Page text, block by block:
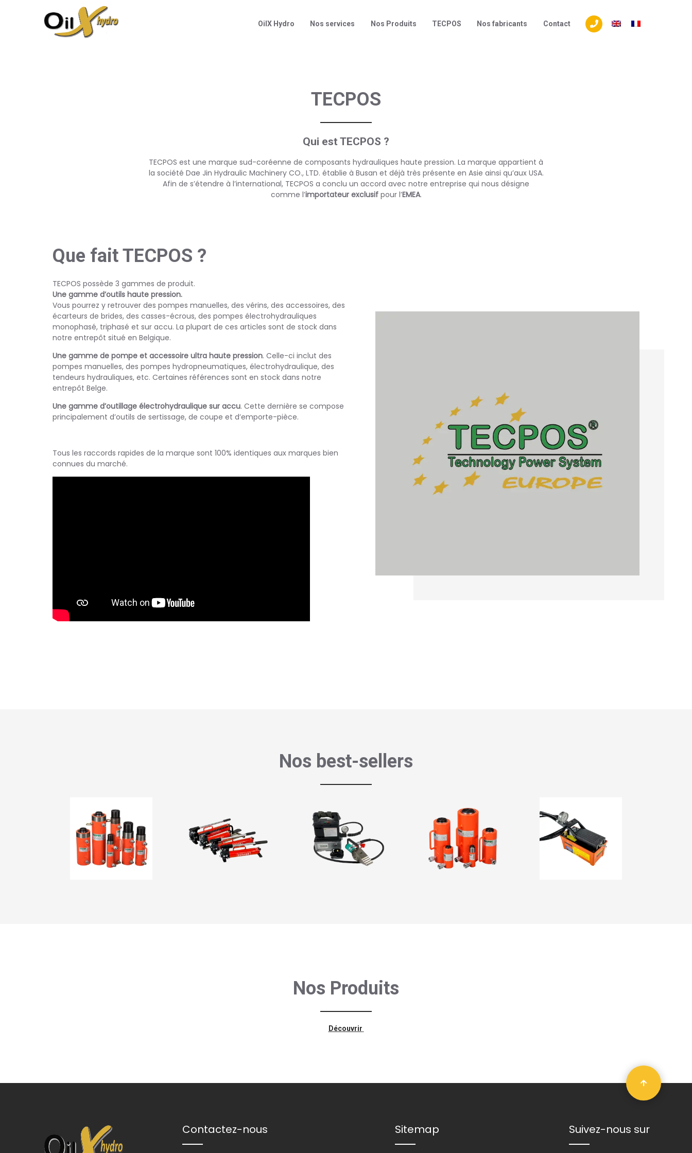
OilX Hydro Nos services Nos Produits TECPOS Nos fabricants​ Contact Tél. +32 (0) 4 240 44 20
TECPOS
Qui est TECPOS ?
TECPOS est une marque sud-coréenne de composants hydrauliques haute pression. La marque appartient à
la société Dae Jin Hydraulic Machinery CO., LTD. établie à Busan et déjà très présente en Asie ainsi qu’aux USA.
Afin de s’étendre à l’international, TECPOS a conclu un accord avec notre entreprise qui nous désigne
comme l’importateur exclusifpour l’EMEA.
Que fait TECPOS ?
TECPOS possède 3 gammes de produit.
Une gamme d’outils haute pression.
Vous pourrez y retrouver des pompes manuelles, des vérins, des accessoires, des
écarteurs de brides, des casses-écrous, des pompes électrohydrauliques
monophasé, triphasé et sur accu. La plupart de ces articles sont de stock dans
notre entrepôt situé en Belgique.
Une gamme de pompe et accessoire ultra haute pression. Celle-ci inclut des
pompes manuelles, des pompes hydropneumatiques, électrohydraulique, des
tendeurs hydrauliques, etc. Certaines références sont en stock dans notre
entrepôt Belge.
Une gamme d’outillage électrohydraulique sur accu. Cette dernière se compose
principalement d’outils de sertissage, de coupe et d’emporte-pièce.
Tous les raccords rapides de la marque sont 100% identiques aux marques bien
connues du marché.
Nos best-sellers
Nos Produits
Découvrir
Contactez-nous Sitemap Suivez-nous sur
Retour en